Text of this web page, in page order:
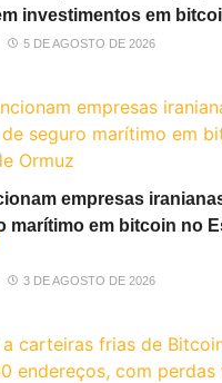
investimentos em
5 DE AGOSTO DE 2026
empresas
marítimo em bitcoin no
3 DE AGOSTO DE 2026